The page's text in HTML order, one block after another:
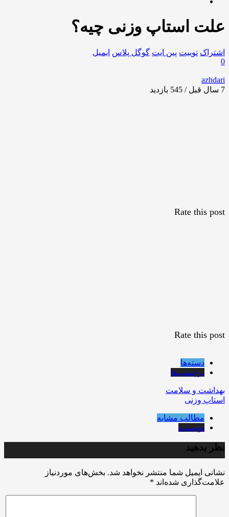
علت استاپ وزنی چیه؟
اشتراک توییت پین ایت گوگل‌ پلاس ایمیل
0
azhdari
7 سال قبل / 545
بازدید
Rate this post
Rate this post
دسته‌ها
برچسب‌ها
بهداشت و سلامت
استاپ وزنی
مطالب مشابه
نویسنده
نظر بدهید
نشانی ایمیل شما منتشر نخواهد شد. بخش‌های موردنیاز
علامت‌گذاری شده‌اند *